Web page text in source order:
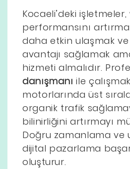
Kocaeli’deki
performansını
daha etkin ulaşmak
avantajı sağlamak
hizmeti almalıdır.
danışmanı ile
motorlarında üst
organik trafik
bilinirliğini artırmayı
Doğru zamanlama ve
dijital pazarlama
oluşturur.